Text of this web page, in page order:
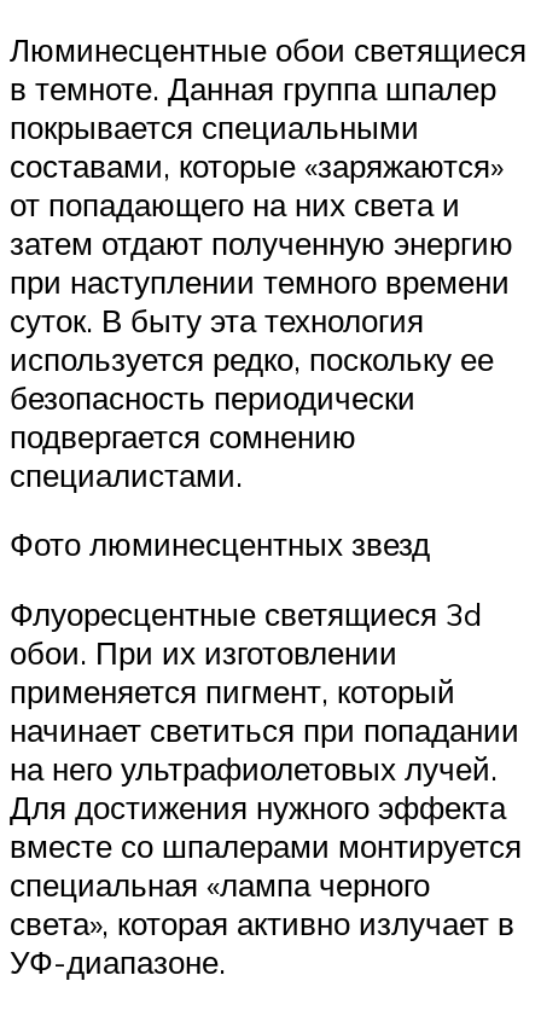
Люминесцентные обои светящиеся
в темноте. Данная группа шпалер
покрывается специальными
составами, которые «заряжаются»
от попадающего на них света и
затем отдают полученную энергию
при наступлении темного времени
суток. В быту эта технология
используется редко, поскольку ее
безопасность периодически
подвергается сомнению
специалистами.
Фото люминесцентных звезд
Флуоресцентные светящиеся 3d
обои. При их изготовлении
применяется пигмент, который
начинает светиться при попадании
на него ультрафиолетовых лучей.
Для достижения нужного эффекта
вместе со шпалерами монтируется
специальная «лампа черного
света», которая активно излучает в
УФ-диапазоне.